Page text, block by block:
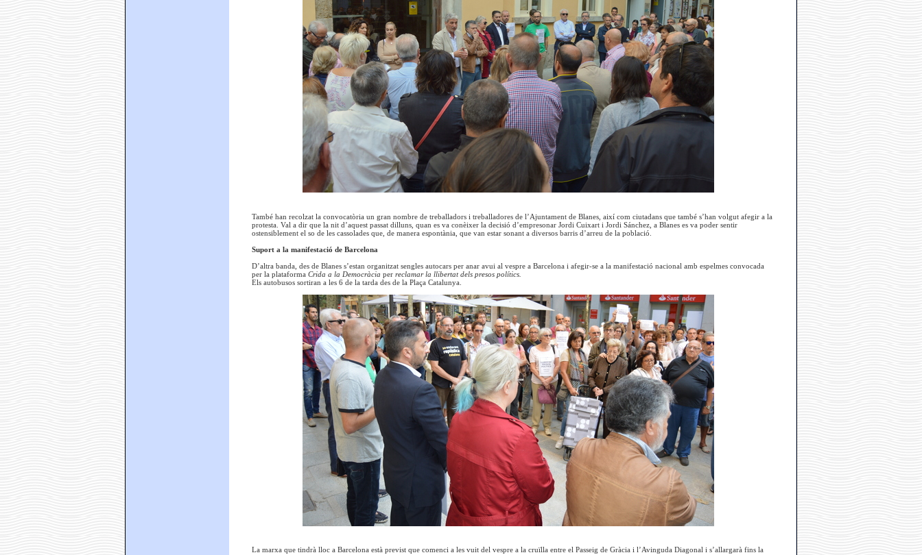
També han recolzat la convocatòria un gran nombre de treballadors i treballadores de l’Ajuntament de Blanes, així com ciutadans que també s’han volgut afegir a la
protesta. Val a dir que la nit d’aquest passat dilluns, quan es va conèixer la decisió d’empresonar Jordi Cuixart i Jordi Sánchez, a Blanes es va poder sentir
ostensiblement el so de les cassolades que, de manera espontània, que van estar sonant a diversos barris d’arreu de la població.
Suport a la manifestació de Barcelona
D’altra banda, des de Blanes s’estan organitzat sengles autocars per anar avui al vespre a Barcelona i afegir-se a la manifestació nacional amb espelmes convocada
per la plataforma Crida a la Democràcia per reclamar la llibertat dels presos polítics.
Els autobusos sortiran a les 6 de la tarda des de la Plaça Catalunya.
La marxa que tindrà lloc a Barcelona està previst que comenci a les vuit del vespre a la cruïlla entre el Passeig de Gràcia i l’Avinguda Diagonal i s’allargarà fins la